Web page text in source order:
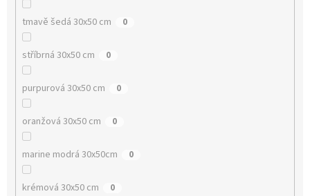
tmavě šedá 30x50 cm 0
stříbrná 30x50 cm 0
purpurová 30x50 cm 0
oranžová 30x50 cm 0
marine modrá 30x50cm 0
krémová 30x50 cm 0